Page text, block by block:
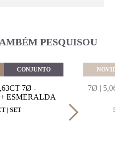
PESQUISOU
CONJUNTO
7Ø -
ESMERALDA
| SET
7Ø |